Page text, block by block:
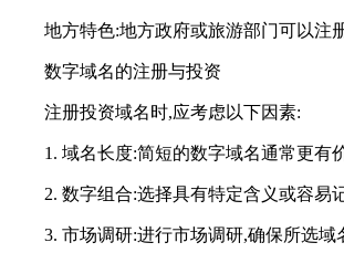
地方特色:地方政府或旅游部门可以注
数字域名的注册与投资
注册投资域名时,应考虑以下因素:
1. 域名长度:简短的数字域名通常更有
2. 数字组合:选择具有特定含义或容易
3. 市场调研:进行市场调研,确保所选域